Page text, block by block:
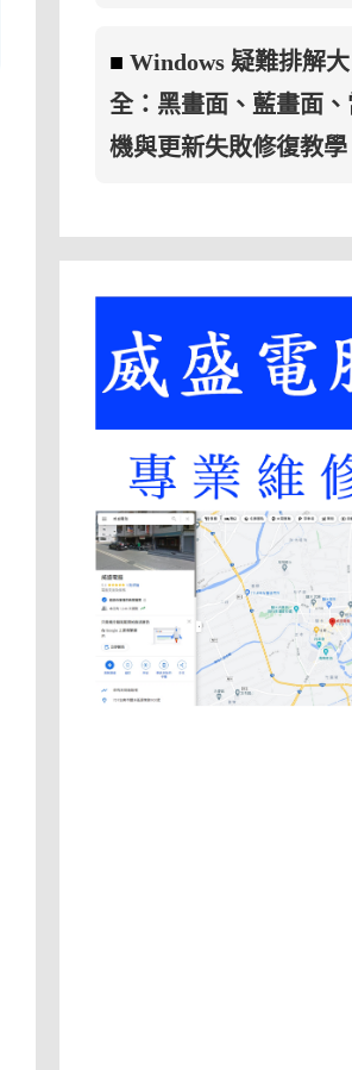
■Windows 疑難排解大
全：黑畫面、藍畫面、
機與更新失敗修復教學